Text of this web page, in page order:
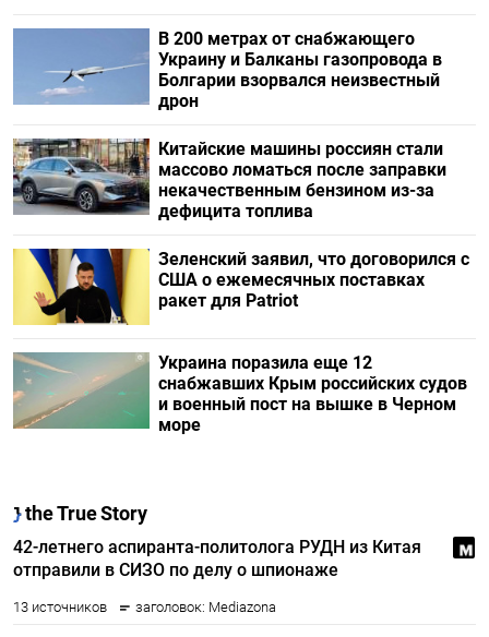
В 200 метрах от снабжающего
Украину и Балканы газопровода в
Болгарии взорвался неизвестный
дрон
Китайские машины россиян стали
массово ломаться после заправки
некачественным бензином из-за
дефицита топлива
Зеленский заявил, что договорился с
США о ежемесячных поставках
ракет для Patriot
Украина поразила еще 12
снабжавших Крым российских судов
и военный пост на вышке в Черном
море